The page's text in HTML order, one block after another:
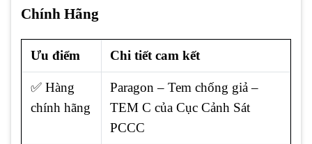
Chính Hãng
Ưu điểm Chi tiết cam kết
✅ Hàng
chính hãng
Paragon – Tem chống giả –
TEM C của Cục Cảnh Sát
PCCC